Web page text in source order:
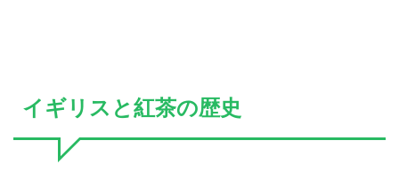
イギリスと紅茶の歴史